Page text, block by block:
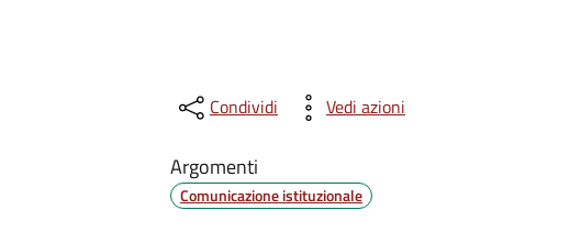
Condividi Vedi azioni
Argomenti
Comunicazione istituzionale